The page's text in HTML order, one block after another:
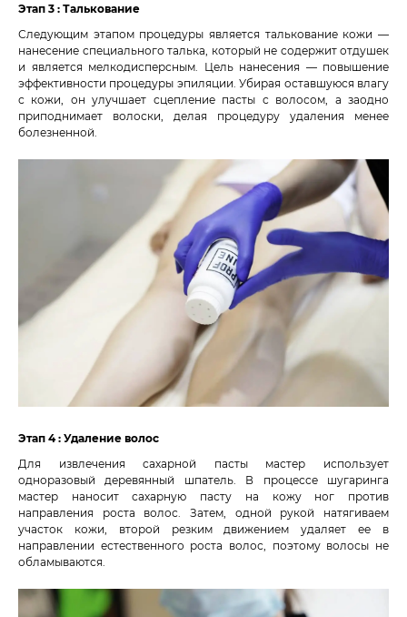
Этап 3 : Талькование
Следующим этапом процедуры является талькование кожи —
нанесение специального талька, который не содержит отдушек
и является мелкодисперсным. Цель нанесения — повышение
эффективности процедуры эпиляции. Убирая оставшуюся влагу
с кожи, он улучшает сцепление пасты с волосом, а заодно
приподнимает волоски, делая процедуру удаления менее
болезненной.
Этап 4 : Удаление волос
Для извлечения сахарной пасты мастер использует
одноразовый деревянный шпатель. В процессе шугаринга
мастер наносит сахарную пасту на кожу ног против
направления роста волос. Затем, одной рукой натягиваем
участок кожи, второй резким движением удаляет ее в
направлении естественного роста волос, поэтому волосы не
обламываются.